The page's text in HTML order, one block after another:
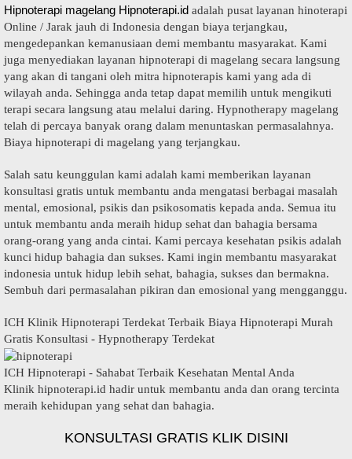
Hipnoterapi magelang Hipnoterapi.id adalah pusat layanan hinoterapi
Online / Jarak jauh di Indonesia dengan biaya terjangkau,
mengedepankan kemanusiaan demi membantu masyarakat. Kami
juga menyediakan layanan hipnoterapi di magelang secara langsung
yang akan di tangani oleh mitra hipnoterapis kami yang ada di
wilayah anda. Sehingga anda tetap dapat memilih untuk mengikuti
terapi secara langsung atau melalui daring. Hypnotherapy magelang
telah di percaya banyak orang dalam menuntaskan permasalahnya.
Biaya hipnoterapi di magelang yang terjangkau.
Salah satu keunggulan kami adalah kami memberikan layanan
konsultasi gratis untuk membantu anda mengatasi berbagai masalah
mental, emosional, psikis dan psikosomatis kepada anda. Semua itu
untuk membantu anda meraih hidup sehat dan bahagia bersama
orang-orang yang anda cintai. Kami percaya kesehatan psikis adalah
kunci hidup bahagia dan sukses. Kami ingin membantu masyarakat
indonesia untuk hidup lebih sehat, bahagia, sukses dan bermakna.
Sembuh dari permasalahan pikiran dan emosional yang mengganggu.
ICH Klinik Hipnoterapi Terdekat Terbaik Biaya Hipnoterapi Murah
Gratis Konsultasi - Hypnotherapy Terdekat
ICH Hipnoterapi - Sahabat Terbaik Kesehatan Mental Anda
Klinik hipnoterapi.id hadir untuk membantu anda dan orang tercinta
meraih kehidupan yang sehat dan bahagia.
KONSULTASI GRATIS KLIK DISINI